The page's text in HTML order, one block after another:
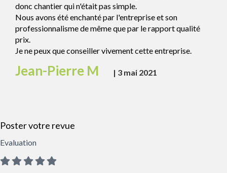
donc chantier qui n'était pas simple.
Nous avons été enchanté par l'entreprise et son
professionnalisme de même que par le rapport qualité
prix.
Je ne peux que conseiller vivement cette entreprise.
Jean-Pierre M | 3 mai 2021
Poster votre revue
Evaluation